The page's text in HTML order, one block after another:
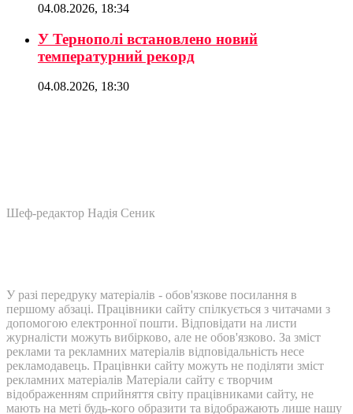
04.08.2026, 18:34
У Тернополі встановлено новий
температурний рекорд
04.08.2026, 18:30
Шеф-редактор Надія Сеник
У разі передруку матеріалів - обов'язкове посилання в
першому абзаці. Працівники сайту спілкується з читачами з
допомогою електронної пошти. Відповідати на листи
журналісти можуть вибірково, але не обов'язково. За зміст
реклами та рекламних матеріалів відповідальність несе
рекламодавець. Працівнки сайту можуть не поділяти зміст
рекламних матеріалів Матеріали сайту є творчим
відображенням сприйняття світу працівниками сайту, не
мають на меті будь-кого образити та відображають лише нашу